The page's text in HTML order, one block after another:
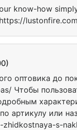
know-how
оптовика до
Чтобы
артикулу или
s-